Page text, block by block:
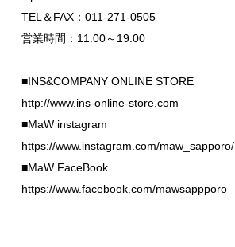
TEL＆FAX：011-271-0505
営業時間：11:00～19:00
■INS&COMPANY ONLINE STORE
http://www.ins-online-store.com
■MaW instagram
https://www.instagram.com/maw_sapporo/
■MaW FaceBook
https://www.facebook.com/mawsappporo